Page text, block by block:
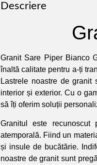
Descriere
Granit Sare Piper Bianco
înaltă calitate pentru a-ți
Lastrele noastre de granit
interior și exterior. Cu o
să îți oferim soluții
Granitul este recunoscut
atemporală. Fiind un
și insule de bucătărie.
noastre de granit sunt